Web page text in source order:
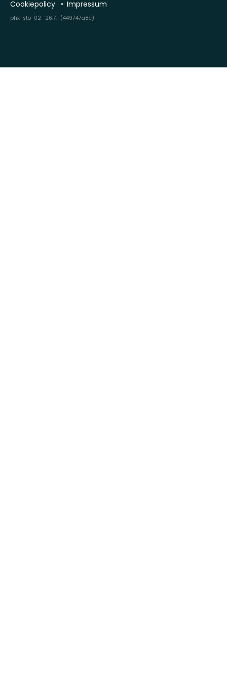
Cookiepolicy
Impressum
phx-sto-02 · 26.7.1 (449747a8c)